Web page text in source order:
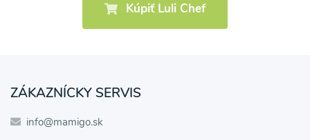
Kúpiť Luli Chef
ZÁKAZNÍCKY SERVIS
info@mamigo.sk